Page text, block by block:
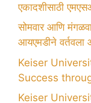
एकादशीसाठी
सोमवार आणि
आयएमडीने वर्तवला
Keiser
Success
Keiser